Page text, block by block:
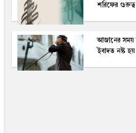
শরিফের গুরুত্ব
আজানের
ইবাদত নষ্ট